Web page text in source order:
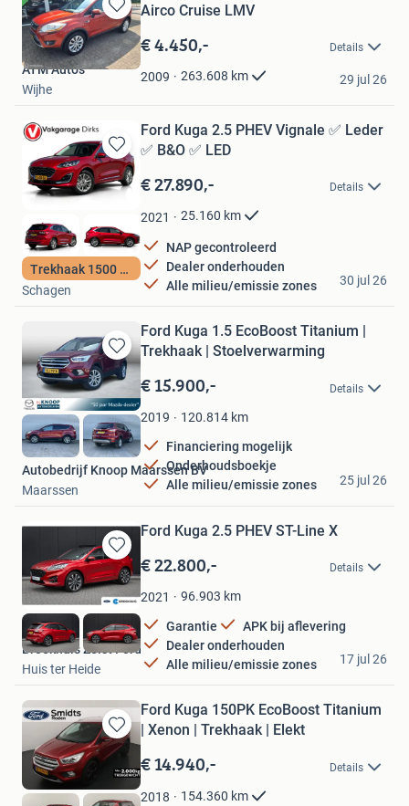
Bewaren
in
Mijn
Favorieten
Airco Cruise LMV
€ 4.450,- Details
2009 263.608 km
ATM Auto's
Wijhe
29 jul 26
Bewaren
in
Mijn
Favorieten
Trekhaak 1500 kg
Ford Kuga 2.5 PHEV Vignale ✅ Leder
✅ B&O ✅ LED
€ 27.890,- Details
2021 25.160 km
NAP gecontroleerd
Dealer onderhouden
Alle milieu/emissie zones
Vakgarage Dirks
Schagen
30 jul 26
Bewaren
in
Mijn
Favorieten
Ford Kuga 1.5 EcoBoost Titanium |
Trekhaak | Stoelverwarming
€ 15.900,- Details
2019 120.814 km
Financiering mogelijk
Onderhoudsboekje
Alle milieu/emissie zones
Autobedrijf Knoop Maarssen BV
Maarssen
25 jul 26
Bewaren
in
Mijn
Favorieten
Ford Kuga 2.5 PHEV ST-Line X
€ 22.800,- Details
2021 96.903 km
Garantie
APK bij aflevering
Dealer onderhouden
Alle milieu/emissie zones
Broekhuis Zeist Ford
Huis ter Heide
17 jul 26
Bewaren
in
Mijn
Favorieten
Ford Kuga 150PK EcoBoost Titanium
| Xenon | Trekhaak | Elekt
€ 14.940,- Details
2018 154.360 km